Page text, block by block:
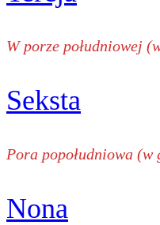
W porze południowej
Seksta
Pora popołudniowa (w
Nona